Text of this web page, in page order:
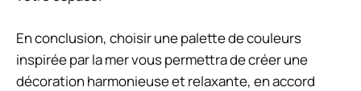
En conclusion, choisir une palette de couleurs
inspirée par la mer vous permettra de créer une
décoration harmonieuse et relaxante, en accord